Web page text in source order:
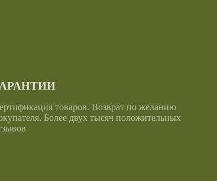
товаров. Возврат по желанию
Более двух тысяч положительных